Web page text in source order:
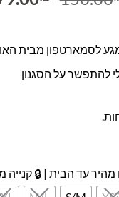
לסמארטפון מבית
להתפשר על הסגנון
עד הבית | 🔒